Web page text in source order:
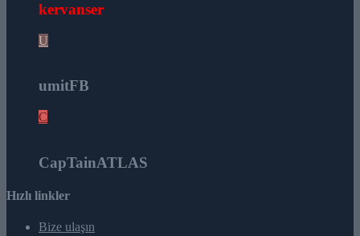
kervanser
U
umitFB
C
CapTainATLAS
Hızlı linkler
Bize ulaşın